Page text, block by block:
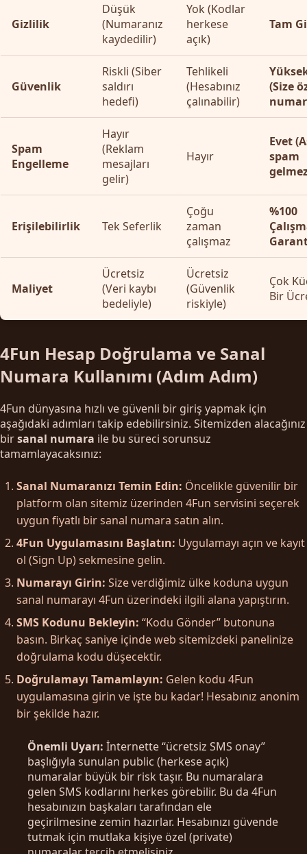
Gizlilik
Düşük
(Numaranız
kaydedilir)
Yok (Kodlar
herkese
açık)
Tam
Güvenlik
Riskli (Siber
saldırı
hedefi)
Tehlikeli
(Hesabınız
çalınabilir)
(Size
Spam
Engelleme
Hayır
(Reklam
mesajları
gelir)
Hayır
Evet
spam
Erişilebilirlik Tek Seferlik
Çoğu
zaman
çalışmaz
%100
Maliyet
Ücretsiz
(Veri kaybı
bedeliyle)
Ücretsiz
(Güvenlik
riskiyle)
Çok
Bir
4Fun Hesap Doğrulama ve Sanal
Numara Kullanımı (Adım Adım)
4Fun dünyasına hızlı ve güvenli bir giriş yapmak için
aşağıdaki adımları takip edebilirsiniz. Sitemizden alacağınız
birsanal numara ile bu süreci sorunsuz
tamamlayacaksınız:
Sanal Numaranızı Temin Edin: Öncelikle güvenilir bir
platform olan sitemiz üzerinden 4Fun servisini seçerek
uygun fiyatlı bir sanal numara satın alın.
4Fun Uygulamasını Başlatın: Uygulamayı açın ve kayıt
ol (Sign Up) sekmesine gelin.
Numarayı Girin: Size verdiğimiz ülke koduna uygun
sanal numarayı 4Fun üzerindeki ilgili alana yapıştırın.
SMS Kodunu Bekleyin: “Kodu Gönder” butonuna
basın. Birkaç saniye içinde web sitemizdeki panelinize
doğrulama kodu düşecektir.
Doğrulamayı Tamamlayın: Gelen kodu 4Fun
uygulamasına girin ve işte bu kadar! Hesabınız anonim
bir şekilde hazır.
Önemli Uyarı: İnternette “ücretsiz SMS onay”
başlığıyla sunulan public (herkese açık)
numaralar büyük bir risk taşır. Bu numaralara
gelen SMS kodlarını herkes görebilir. Bu da 4Fun
hesabınızın başkaları tarafından ele
geçirilmesine zemin hazırlar. Hesabınızı güvende
tutmak için mutlaka kişiye özel (private)